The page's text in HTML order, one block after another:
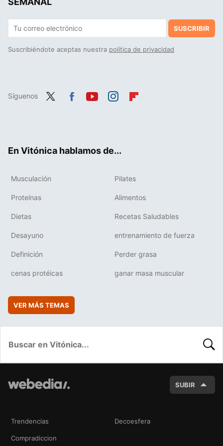
SUSCRIBIR
Suscribiéndote aceptas nuestra política de privacidad
Síguenos
En Vitónica hablamos de...
Musculación Pilates
Proteínas Alimentos
Dietas Recetas Saludables
Desayuno entrenamiento de fuerza
Definición Perder grasa
cenas protéicas ganar masa muscular
VER MÁS TEMAS
SUBIR
Trendencias Decoesfera
Compradiccion